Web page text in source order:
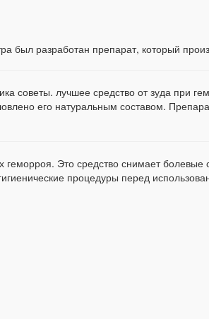
был разработан препарат, который
советы. лучшее средство от зуда при
его натуральным составом.
Это средство снимает
процедуры перед